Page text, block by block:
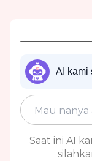
AI kami
Saat ini AI